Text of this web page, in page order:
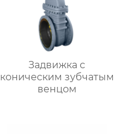
Задвижка с
коническим зубчатым
венцом